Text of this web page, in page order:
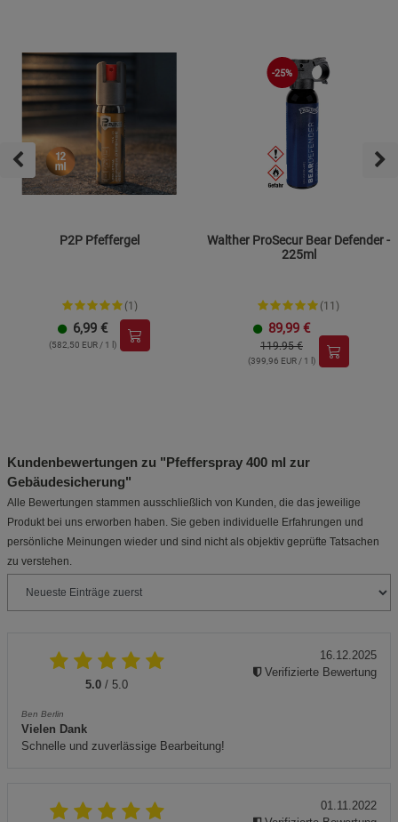
P2P Pfeffergel
(1)
6,99 €
(582,50 EUR / 1 l)
-25%
Walther ProSecur Bear Defender -
225ml
(11)
89,99 €
119.95 €
(399,96 EUR / 1 l)
Kundenbewertungen zu "Pfefferspray 400 ml zur
Gebäudesicherung"
Alle Bewertungen stammen ausschließlich von Kunden, die das jeweilige
Produkt bei uns erworben haben. Sie geben individuelle Erfahrungen und
persönliche Meinungen wieder und sind nicht als objektiv geprüfte Tatsachen
zu verstehen.
5.0 / 5.0
Ben Berlin
Vielen Dank
Schnelle und zuverlässige Bearbeitung!
16.12.2025
Verifizierte Bewertung
01.11.2022